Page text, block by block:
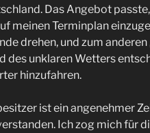
Das Angebot
meinen Terminplan
drehen, und zum anderen
des unklaren Wetters
hinzufahren.
ist ein angenehmer
Ich zog mich für